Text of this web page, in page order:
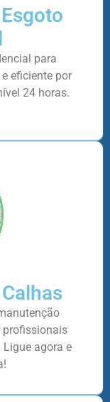
para
eficiente por
24 horas.
profissionais
agora e